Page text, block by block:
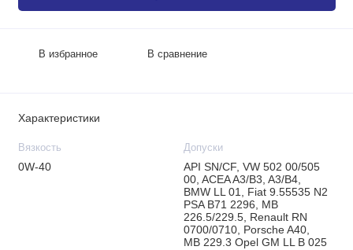
В избранное В сравнение
Характеристики
Вязкость
0W-40
Допуски
API SN/CF, VW 502 00/505
00, ACEA A3/B3, A3/B4,
BMW LL 01, Fiat 9.55535 N2
PSA B71 2296, MB
226.5/229.5, Renault RN
0700/0710, Porsche A40,
MB 229.3 Opel GM LL B 025